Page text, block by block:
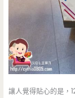
讓人覺得貼心的是，